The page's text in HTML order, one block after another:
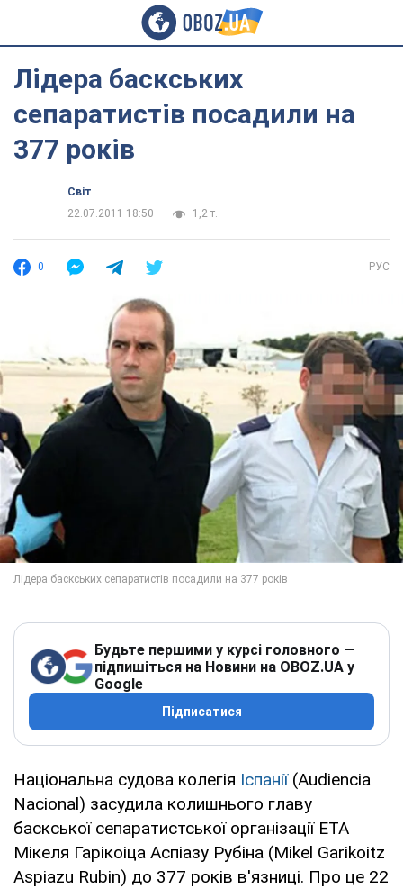
Лідера баскських
сепаратистів посадили на
377 років
Світ
22.07.2011 18:50
1,2 т.
0 РУС
Будьте першими у курсі головного —
підпишіться на Новини на OBOZ.UA у
Google
Підписатися
Національна судова колегія Іспанії(Audiencia
Nacional) засудила колишнього главу
баскської сепаратистської організації ETA
Мікеля Гарікоіца Аспіазу Рубіна (Mikel Garikoitz
Aspiazu Rubin) до 377 років в'язниці. Про це 22